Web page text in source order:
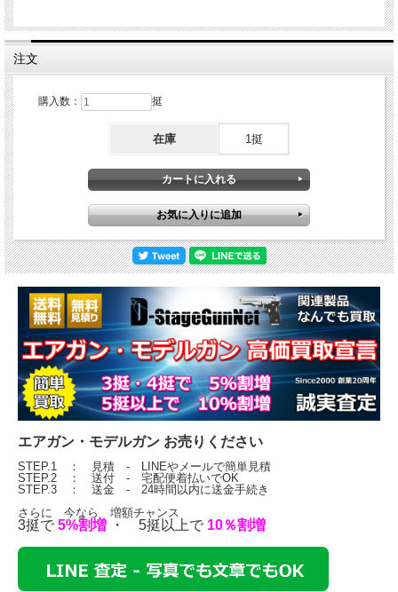
注文
購入数： 挺
在庫 1挺
エアガン・モデルガン お売りください
STEP.1 ： 見積 - LINEやメールで簡単見積
STEP.2 ： 送付 - 宅配便着払いでOK
STEP.3 ： 送金 - 24時間以内に送金手続き
さらに 今なら 増額チャンス
3挺で 5%割増 ・ 5挺以上で 10％割増